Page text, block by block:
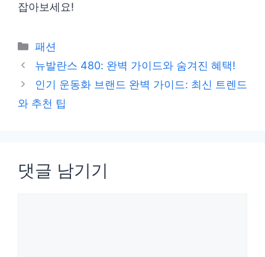
잡아보세요!
카
테
리
패션
뉴발란스 480: 완벽 가이드와 숨겨진 혜택!
인기 운동화 브랜드 완벽 가이드: 최신 트렌드
와 추천 팁
댓글 남기기